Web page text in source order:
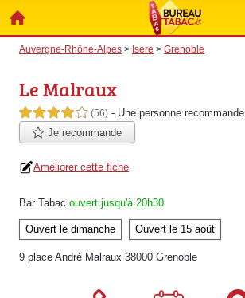
Auvergne-Rhône-Alpes > Isère > Grenoble
Le Malraux
4,0 étoiles sur 5 (56) - Une personne recommande
Je recommande
Améliorer cette fiche
Bar Tabac ouvert jusqu'à 20h30
Ouvert le dimanche Ouvert le 15 août
9 place André Malraux 38000 Grenoble